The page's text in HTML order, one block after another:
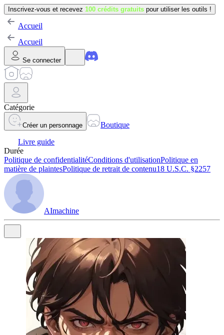
Inscrivez-vous et recevez 100 crédits gratuits pour utiliser les outils !
Accueil
Accueil
Se connecter
Catégorie
Créer un personnage
Boutique
Livre guide
Durée
Politique de confidentialitéConditions d'utilisationPolitique en
matière de plaintesPolitique de retrait de contenu18 U.S.C. §2257
AImachine